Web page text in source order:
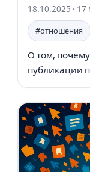
18.10.2025 ·
#отношения
О том,
публикации